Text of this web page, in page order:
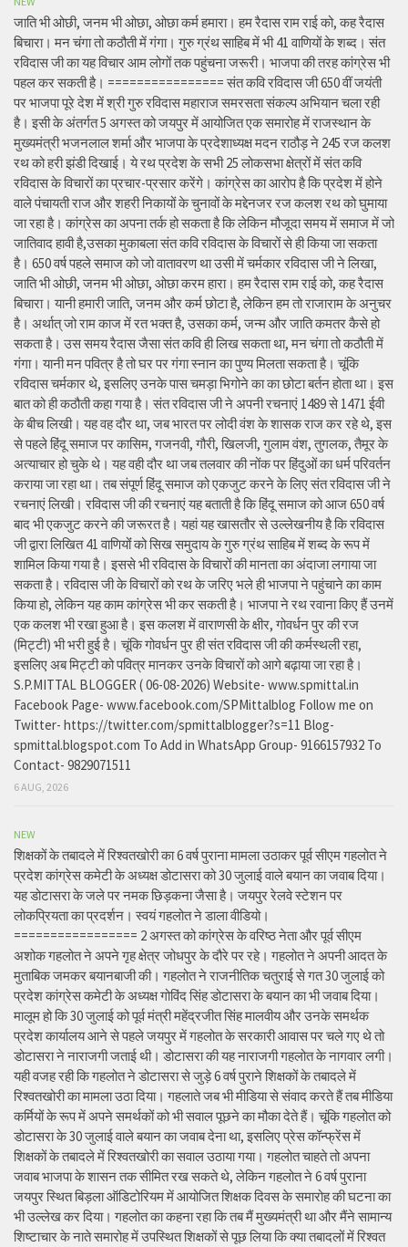
जाति भी ओछी, जनम भी ओछा, ओछा कर्म हमारा। हम रैदास राम राई को, कह रैदास
बिचारा। मन चंगा तो कठौती में गंगा। गुरु ग्रंथ साहिब में भी 41 वाणियों के शब्द। संत
रविदास जी का यह विचार आम लोगों तक पहुंचना जरूरी। भाजपा की तरह कांग्रेस भी
पहल कर सकती है। ================ संत कवि रविदास जी 650 वीं जयंती
पर भाजपा पूरे देश में श्री गुरु रविदास महाराज समरसता संकल्प अभियान चला रही
है। इसी के अंतर्गत 5 अगस्त को जयपुर में आयोजित एक समारोह में राजस्थान के
मुख्यमंत्री भजनलाल शर्मा और भाजपा के प्रदेशाध्यक्ष मदन राठौड़ ने 245 रज कलश
रथ को हरी झंडी दिखाई। ये रथ प्रदेश के सभी 25 लोकसभा क्षेत्रों में संत कवि
रविदास के विचारों का प्रचार-प्रसार करेंगे। कांग्रेस का आरोप है कि प्रदेश में होने
वाले पंचायती राज और शहरी निकायों के चुनावों के मद्देनजर रज कलश रथ को घुमाया
जा रहा है। कांग्रेस का अपना तर्क हो सकता है कि लेकिन मौजूदा समय में समाज में जो
जातिवाद हावी है,उसका मुकाबला संत कवि रविदास के विचारों से ही किया जा सकता
है। 650 वर्ष पहले समाज को जो वातावरण था उसी में चर्मकार रविदास जी ने लिखा,
जाति भी ओछी, जनम भी ओछा, ओछा करम हारा। हम रैदास राम राई को, कह रैदास
बिचारा। यानी हमारी जाति, जनम और कर्म छोटा है, लेकिन हम तो राजाराम के अनुचर
है। अर्थात् जो राम काज में रत भक्त है, उसका कर्म, जन्म और जाति कमतर कैसे हो
सकता है। उस समय रैदास जैसा संत कवि ही लिख सकता था, मन चंगा तो कठौती में
गंगा। यानी मन पवित्र है तो घर पर गंगा स्नान का पुण्य मिलता सकता है। चूंकि
रविदास चर्मकार थे, इसलिए उनके पास चमड़ा भिगोने का का छोटा बर्तन होता था। इस
बात को ही कठौती कहा गया है। संत रविदास जी ने अपनी रचनाएं 1489 से 1471 ईवी
के बीच लिखी। यह वह दौर था, जब भारत पर लोदी वंश के शासक राज कर रहे थे, इस
से पहले हिंदू समाज पर कासिम, गजनवी, गौरी, खिलजी, गुलाम वंश, तुगलक, तैमूर के
अत्याचार हो चुके थे। यह वही दौर था जब तलवार की नोंक पर हिंदुओं का धर्म परिवर्तन
कराया जा रहा था। तब संपूर्ण हिंदू समाज को एकजुट करने के लिए संत रविदास जी ने
रचनाएं लिखी। रविदास जी की रचनाएं यह बताती है कि हिंदू समाज को आज 650 वर्ष
बाद भी एकजुट करने की जरूरत है। यहां यह खासतौर से उल्लेखनीय है कि रविदास
जी द्वारा लिखित 41 वाणियोंं को सिख समुदाय के गुरु ग्रंथ साहिब में शब्द के रूप में
शामिल किया गया है। इससे भी रविदास के विचारों की मानता का अंदाजा लगाया जा
सकता है। रविदास जी के विचारों को रथ के जरिए भले ही भाजपा ने पहुंचाने का काम
किया हो, लेकिन यह काम कांग्रेस भी कर सकती है। भाजपा ने रथ रवाना किए हैं उनमें
एक कलश भी रखा हुआ है। इस कलश में वाराणसी के क्षीर, गोवर्धन पुर की रज
(मिट्टी) भी भरी हुई है। चूंकि गोवर्धन पुर ही संत रविदास जी की कर्मस्थली रहा,
इसलिए अब मिट्टी को पवित्र मानकर उनके विचारों को आगे बढ़ाया जा रहा है।
S.P.MITTAL BLOGGER ( 06-08-2026) Website- www.spmittal.in
Facebook Page- www.facebook.com/SPMittalblog Follow me on
Twitter- https://twitter.com/spmittalblogger?s=11 Blog-
spmittal.blogspot.com To Add in WhatsApp Group- 9166157932 To
Contact- 9829071511
6 AUG, 2026
NEW
शिक्षकों के तबादले में रिश्वतखोरी का 6 वर्ष पुराना मामला उठाकर पूर्व सीएम गहलोत ने
प्रदेश कांग्रेस कमेटी के अध्यक्ष डोटासरा को 30 जुलाई वाले बयान का जवाब दिया।
यह डोटासरा के जले पर नमक छिड़कना जैसा है। जयपुर रेलवे स्टेशन पर
लोकप्रियता का प्रदर्शन। स्वयं गहलोत ने डाला वीडियो।
================= 2 अगस्त को कांग्रेस के वरिष्ठ नेता और पूर्व सीएम
अशोक गहलोत ने अपने गृह क्षेत्र जोधपुर के दौरे पर रहे। गहलोत ने अपनी आदत के
मुताबिक जमकर बयानबाजी की। गहलोत ने राजनीतिक चतुराई से गत 30 जुलाई को
प्रदेश कांग्रेस कमेटी के अध्यक्ष गोविंद सिंह डोटासरा के बयान का भी जवाब दिया।
मालूम हो कि 30 जुलाई को पूर्व मंत्री महेंद्रजीत सिंह मालवीय और उनके समर्थक
प्रदेश कार्यालय आने से पहले जयपुर में गहलोत के सरकारी आवास पर चले गए थे तो
डोटासरा ने नाराजगी जताई थी। डोटासरा की यह नाराजगी गहलोत के नागवार लगी।
यही वजह रही कि गहलोत ने डोटासरा से जुड़े 6 वर्ष पुराने शिक्षकों के तबादले में
रिश्वतखोरी का मामला उठा दिया। गहलाते जब भी मीडिया से संवाद करते हैं तब मीडिया
कर्मियों के रूप में अपने समर्थकों को भी सवाल पूछने का मौका देते हैं। चूंकि गहलोत को
डोटासरा के 30 जुलाई वाले बयान का जवाब देना था, इसलिए प्रेस कॉन्फ्रेंस में
शिक्षकों के तबादले में रिश्वतखोरी का सवाल उठाया गया। गहलोत चाहते तो अपना
जवाब भाजपा के शासन तक सीमित रख सकते थे, लेकिन गहलोत ने 6 वर्ष पुराना
जयपुर स्थित बिड़ला ऑडिटोरियम में आयोजित शिक्षक दिवस के समारोह की घटना का
भी उल्लेख कर दिया। गहलोत का कहना रहा कि तब मैं मुख्यमंत्री था और मैंने सामान्य
शिष्टाचार के नाते समारोह में उपस्थित शिक्षकों से पूछ लिया कि क्या तबादलों में रिश्वत